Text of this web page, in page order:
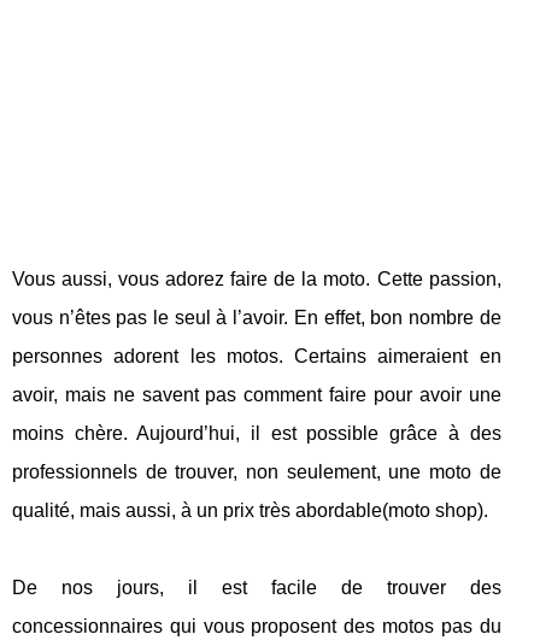
Vous aussi, vous adorez faire de la moto. Cette passion,
vous n’êtes pas le seul à l’avoir. En effet, bon nombre de
personnes adorent les motos. Certains aimeraient en
avoir, mais ne savent pas comment faire pour avoir une
moins chère. Aujourd’hui, il est possible grâce à des
professionnels de trouver, non seulement, une moto de
qualité, mais aussi, à un prix très abordable(moto shop).
De nos jours, il est facile de trouver des
concessionnaires qui vous proposent des motos pas du